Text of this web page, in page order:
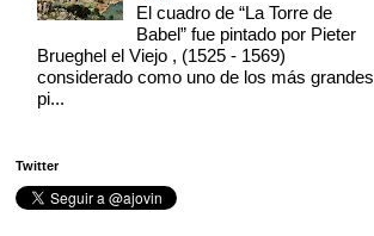
El cuadro de “La Torre de
Babel” fue pintado por Pieter
Brueghel el Viejo , (1525 - 1569)
considerado como uno de los más grandes
pi...
Twitter